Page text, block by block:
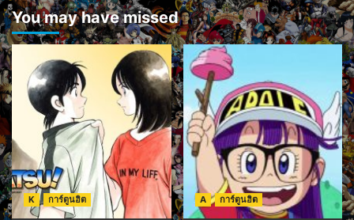
You may have missed
K การ์ตูนฮิต A การ์ตูนฮิต